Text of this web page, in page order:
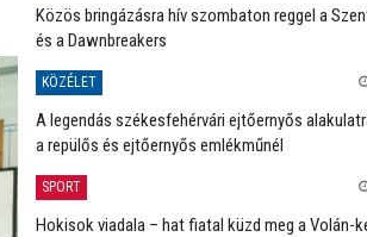
Közös bringázásra hív szombaton reggel a
és a Dawnbreakers
KÖZÉLET
A legendás székesfehérvári ejtőernyős
a repülős és ejtőernyős emlékműnél
SPORT
Hokisok viadala – hat fiatal küzd meg a Volán-